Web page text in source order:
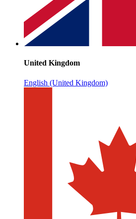
United Kingdom
English (United Kingdom)